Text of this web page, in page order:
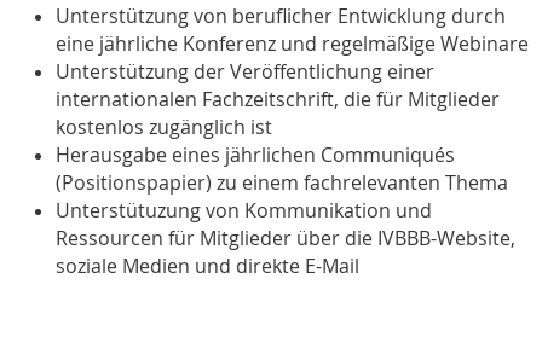
Unterstützung von beruflicher Entwicklung durch
eine jährliche Konferenz und regelmäßige Webinare
Unterstützung der Veröffentlichung einer
internationalen Fachzeitschrift, die für Mitglieder
kostenlos zugänglich ist
Herausgabe eines jährlichen Communiqués
(Positionspapier) zu einem fachrelevanten Thema
Unterstütuzung von Kommunikation und
Ressourcen für Mitglieder über die IVBBB-Website,
soziale Medien und direkte E-Mail